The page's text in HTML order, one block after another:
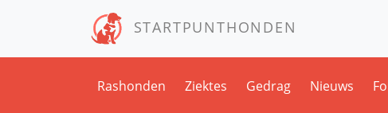
STARTPUNTHONDEN
Rashonden Ziektes Gedrag Nieuws